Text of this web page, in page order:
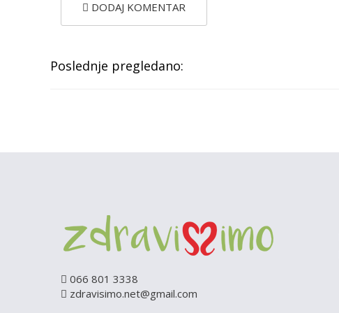
DODAJ KOMENTAR
Poslednje pregledano:
066 801 3338
zdravisimo.net@gmail.com